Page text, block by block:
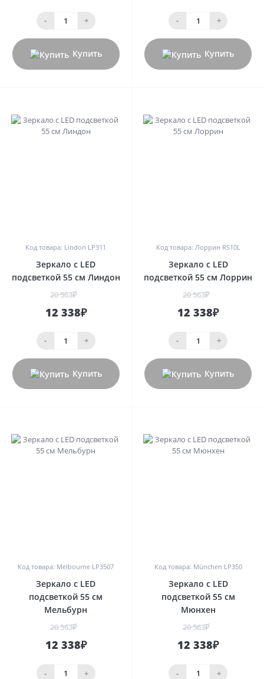
- +
Купить
- +
Купить
Код товара: Lindon LP311
Зеркало с LED
подсветкой 55 см Линдон
20 563₽
12 338₽
- +
Купить
Код товара: Лоррин RS10L
Зеркало с LED
подсветкой 55 см Лоррин
20 563₽
12 338₽
- +
Купить
Код товара: Melbourne LP3507
Зеркало с LED
подсветкой 55 см
Мельбурн
20 563₽
12 338₽
- +
Код товара: München LP350
Зеркало с LED
подсветкой 55 см
Мюнхен
20 563₽
12 338₽
- +